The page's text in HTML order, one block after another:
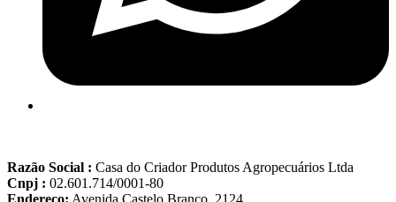
Razão Social : Casa do Criador Produtos Agropecuários Ltda
Cnpj : 02.601.714/0001-80
Endereço: Avenida Castelo Branco, 2124